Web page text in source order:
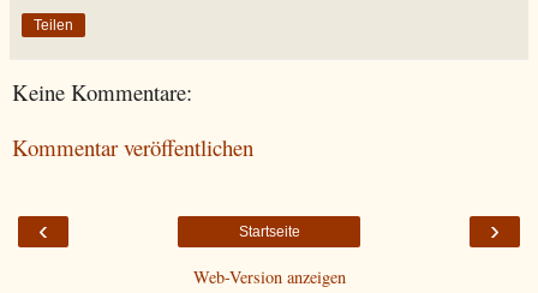
Teilen
Keine Kommentare:
Kommentar veröffentlichen
‹ ›
Startseite
Web-Version anzeigen